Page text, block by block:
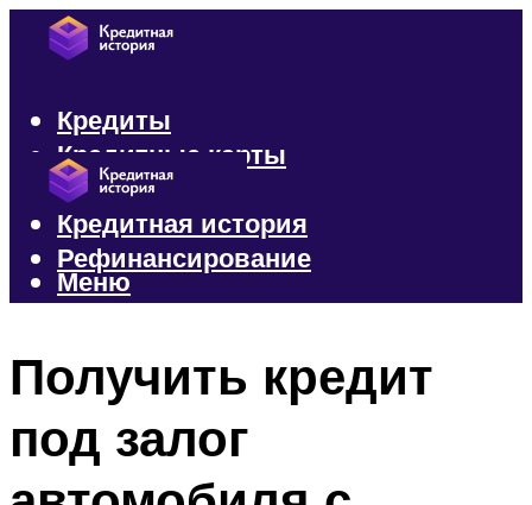
Кредиты
Кредитные карты
Микрозаймы
Кредитная история
Рефинансирование
Меню
Получить кредит
под залог